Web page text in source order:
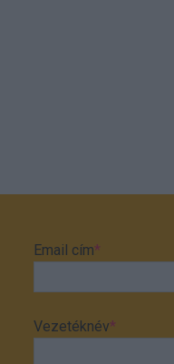
Email cím*
Vezetéknév*